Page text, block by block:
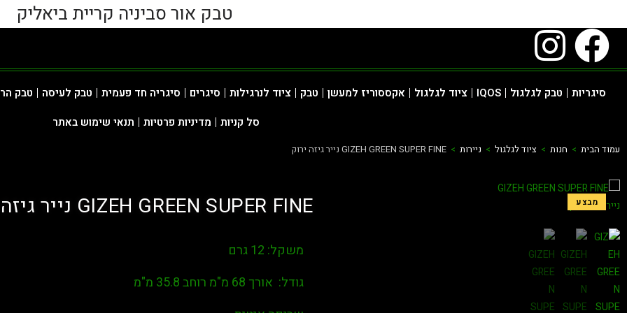
טבק אור סביניה קריית ביאליק
סיגריות טבק לגלגול IQOS ציוד לגלגול אקססוריז למעשן טבק ציוד לנרגילות סיגרים סיגריה חד פעמית טבק לעיסה
טבק
סל קניות
מדיניות פרטיות תנאי שימוש באתר
עמוד הבית > חנות > ציוד לגלגול > ניירות > GIZEH GREEN SUPER FINE נייר גיזה ירוק
מבצע GIZEH GREEN SUPER FINE נייר גיזה ירוק
משקל: 12 גרם
גודל: אורך 68 מ"מ רוחב 35.8 מ"מ